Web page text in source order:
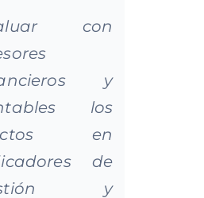
con
y
los
en
de
y